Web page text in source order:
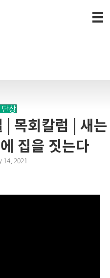
단상
목회칼럼 | 새는
집을 짓는다
2021